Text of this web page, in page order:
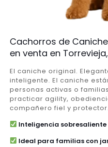
Cachorros de
en venta en
El caniche original.
inteligente. El caniche
personas activas o
practicar agility,
compañero fiel y protector.
Inteligencia sobresaliente
Ideal para familias con